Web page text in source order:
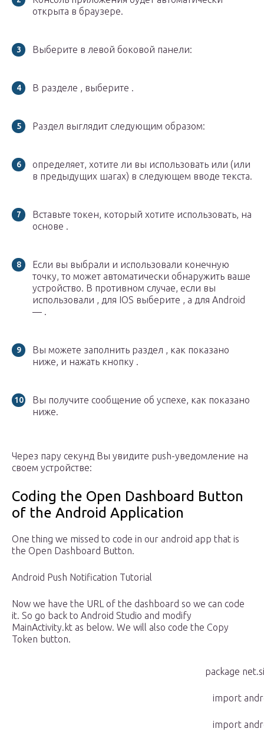
открыта в браузере.
Выберите в левой боковой панели:
В разделе , выберите .
Раздел выглядит следующим образом:
определяет, хотите ли вы использовать или (или
в предыдущих шагах) в следующем вводе текста.
Вставьте токен, который хотите использовать, на
основе .
Если вы выбрали и использовали конечную
точку, то может автоматически обнаружить ваше
устройство. В противном случае, если вы
использовали , для IOS выберите , а для Android
— .
Вы можете заполнить раздел , как показано
ниже, и нажать кнопку .
Вы получите сообщение об успехе, как показано
ниже.
Через пару секунд Вы увидите push-уведомление на
своем устройстве:
Coding the Open Dashboard Button
of the Android Application
One thing we missed to code in our android app that is
the Open Dashboard Button.
Android Push Notification Tutorial
Now we have the URL of the dashboard so we can code
it. So go back to Android Studio and modify
MainActivity.kt as below. We will also code the Copy
Token button.
package
import
import